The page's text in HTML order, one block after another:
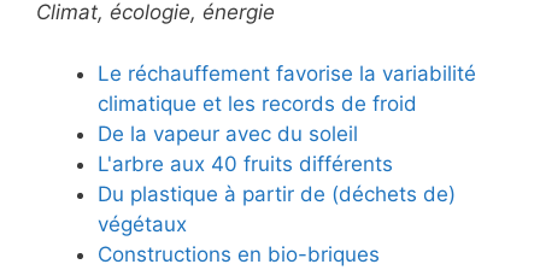
Climat, écologie, énergie
Le réchauffement favorise la variabilité
climatique et les records de froid
De la vapeur avec du soleil
L'arbre aux 40 fruits différents
Du plastique à partir de (déchets de)
végétaux
Constructions en bio-briques